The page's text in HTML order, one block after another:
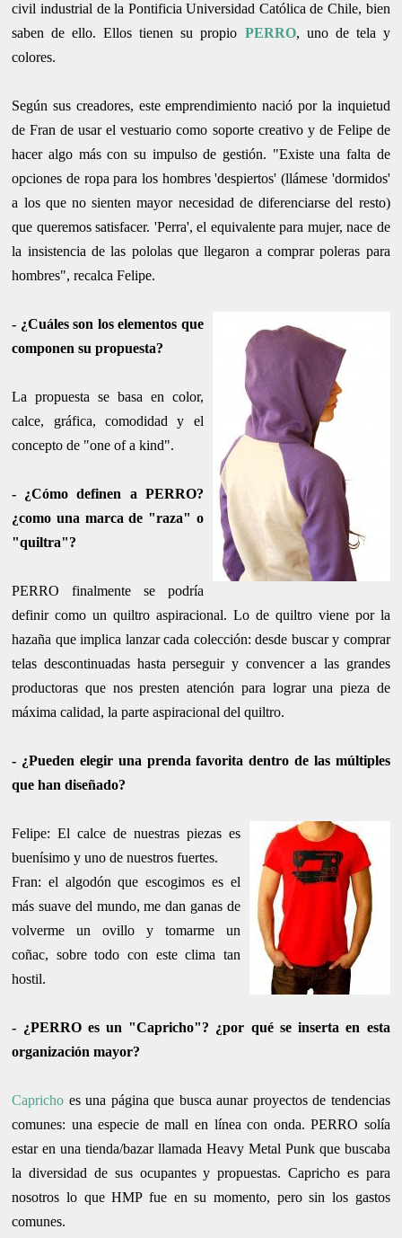
civil industrial de la Pontificia Universidad Católica de Chile, bien
saben de ello. Ellos tienen su propio PERRO, uno de tela y
colores.
Según sus creadores, este emprendimiento nació por la inquietud
de Fran de usar el vestuario como soporte creativo y de Felipe de
hacer algo más con su impulso de gestión. "Existe una falta de
opciones de ropa para los hombres 'despiertos' (llámese 'dormidos'
a los que no sienten mayor necesidad de diferenciarse del resto)
que queremos satisfacer. 'Perra', el equivalente para mujer, nace de
la insistencia de las pololas que llegaron a comprar poleras para
hombres", recalca Felipe.
- ¿Cuáles son los elementos que
componen su propuesta?
La propuesta se basa en color,
calce, gráfica, comodidad y el
concepto de "one of a kind".
- ¿Cómo definen a PERRO?
¿como una marca de "raza" o
"quiltra"?
PERRO finalmente se podría
definir como un quiltro aspiracional. Lo de quiltro viene por la
hazaña que implica lanzar cada colección: desde buscar y comprar
telas descontinuadas hasta perseguir y convencer a las grandes
productoras que nos presten atención para lograr una pieza de
máxima calidad, la parte aspiracional del quiltro.
- ¿Pueden elegir una prenda favorita dentro de las múltiples
que han diseñado?
Felipe: El calce de nuestras piezas es
buenísimo y uno de nuestros fuertes.
Fran: el algodón que escogimos es el
más suave del mundo, me dan ganas de
volverme un ovillo y tomarme un
coñac, sobre todo con este clima tan
hostil.
- ¿PERRO es un "Capricho"? ¿por qué se inserta en esta
organización mayor?
Capricho es una página que busca aunar proyectos de tendencias
comunes: una especie de mall en línea con onda. PERRO solía
estar en una tienda/bazar llamada Heavy Metal Punk que buscaba
la diversidad de sus ocupantes y propuestas. Capricho es para
nosotros lo que HMP fue en su momento, pero sin los gastos
comunes.